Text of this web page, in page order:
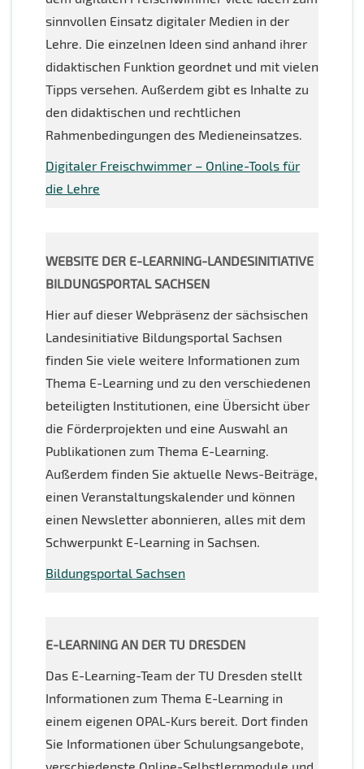
sinnvollen Einsatz digitaler Medien in der
Lehre. Die einzelnen Ideen sind anhand ihrer
didaktischen Funktion geordnet und mit vielen
Tipps versehen. Außerdem gibt es Inhalte zu
den didaktischen und rechtlichen
Rahmenbedingungen des Medieneinsatzes.
Digitaler Freischwimmer – Online-Tools für
die Lehre
WEBSITE DER E-LEARNING-LANDESINITIATIVE
BILDUNGSPORTAL SACHSEN
Hier auf dieser Webpräsenz der sächsischen
Landesinitiative Bildungsportal Sachsen
finden Sie viele weitere Informationen zum
Thema E-Learning und zu den verschiedenen
beteiligten Institutionen, eine Übersicht über
die Förderprojekten und eine Auswahl an
Publikationen zum Thema E-Learning.
Außerdem finden Sie aktuelle News-Beiträge,
einen Veranstaltungskalender und können
einen Newsletter abonnieren, alles mit dem
Schwerpunkt E-Learning in Sachsen.
Bildungsportal Sachsen
E-LEARNING AN DER TU DRESDEN
Das E-Learning-Team der TU Dresden stellt
Informationen zum Thema E-Learning in
einem eigenen OPAL-Kurs bereit. Dort finden
Sie Informationen über Schulungsangebote,